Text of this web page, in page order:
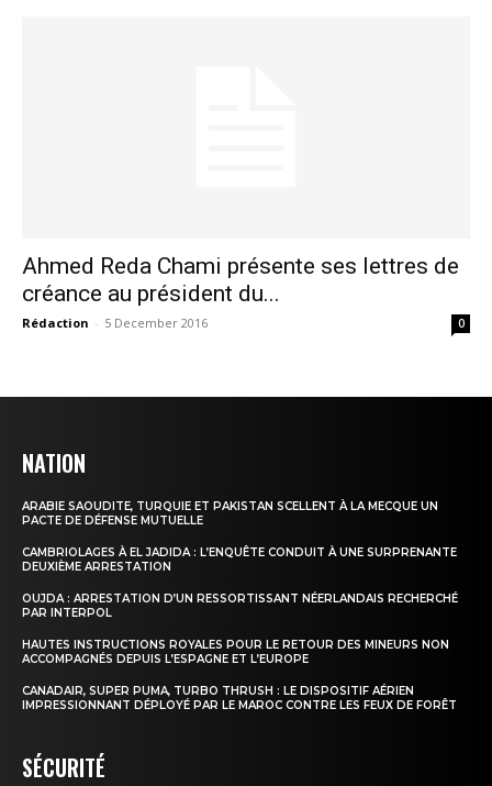
S'ABONNER MAINTENANT
À propos
Nous contacter
Mon compte
Ahmed Reda Chami présente ses lettres de
créance au président du...
Rédaction - 5 December 2016 0
NATION
ARABIE SAOUDITE, TURQUIE ET PAKISTAN SCELLENT À LA MECQUE UN
PACTE DE DÉFENSE MUTUELLE
CAMBRIOLAGES À EL JADIDA : L’ENQUÊTE CONDUIT À UNE SURPRENANTE
DEUXIÈME ARRESTATION
OUJDA : ARRESTATION D’UN RESSORTISSANT NÉERLANDAIS RECHERCHÉ
PAR INTERPOL
HAUTES INSTRUCTIONS ROYALES POUR LE RETOUR DES MINEURS NON
ACCOMPAGNÉS DEPUIS L’ESPAGNE ET L’EUROPE
CANADAIR, SUPER PUMA, TURBO THRUSH : LE DISPOSITIF AÉRIEN
IMPRESSIONNANT DÉPLOYÉ PAR LE MAROC CONTRE LES FEUX DE FORÊT
SÉCURITÉ